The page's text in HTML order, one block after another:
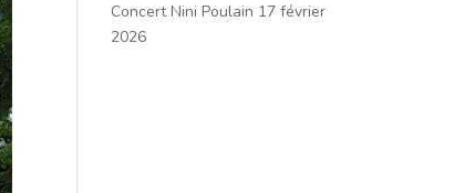
Concert Nini Poulain 17 février
2026